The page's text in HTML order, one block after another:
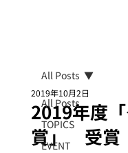
All Posts
TOPICS
EVENT
All Posts
2019年度
賞」 受賞
2019年10月2日